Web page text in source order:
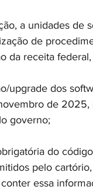
a unidades de
de
da receita
upgrade dos
de 2025,
governo;
do
pelo
essa